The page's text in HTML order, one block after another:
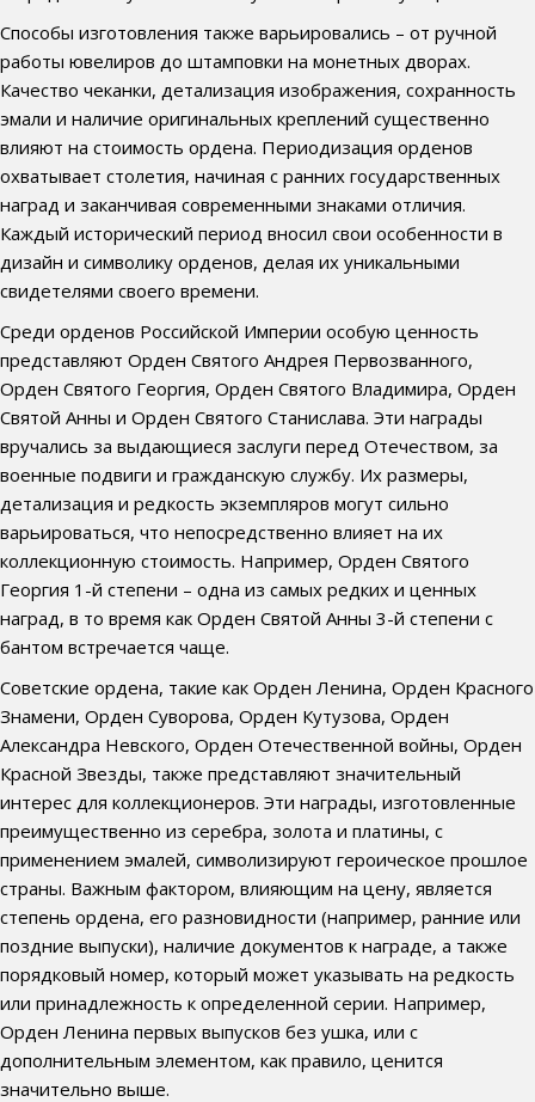
Способы изготовления также варьировались – от ручной
работы ювелиров до штамповки на монетных дворах.
Качество чеканки, детализация изображения, сохранность
эмали и наличие оригинальных креплений существенно
влияют на стоимость ордена. Периодизация орденов
охватывает столетия, начиная с ранних государственных
наград и заканчивая современными знаками отличия.
Каждый исторический период вносил свои особенности в
дизайн и символику орденов, делая их уникальными
свидетелями своего времени.
Среди орденов Российской Империи особую ценность
представляют Орден Святого Андрея Первозванного,
Орден Святого Георгия, Орден Святого Владимира, Орден
Святой Анны и Орден Святого Станислава. Эти награды
вручались за выдающиеся заслуги перед Отечеством, за
военные подвиги и гражданскую службу. Их размеры,
детализация и редкость экземпляров могут сильно
варьироваться, что непосредственно влияет на их
коллекционную стоимость. Например, Орден Святого
Георгия 1-й степени – одна из самых редких и ценных
наград, в то время как Орден Святой Анны 3-й степени с
бантом встречается чаще.
Советские ордена, такие как Орден Ленина, Орден Красного
Знамени, Орден Суворова, Орден Кутузова, Орден
Александра Невского, Орден Отечественной войны, Орден
Красной Звезды, также представляют значительный
интерес для коллекционеров. Эти награды, изготовленные
преимущественно из серебра, золота и платины, с
применением эмалей, символизируют героическое прошлое
страны. Важным фактором, влияющим на цену, является
степень ордена, его разновидности (например, ранние или
поздние выпуски), наличие документов к награде, а также
порядковый номер, который может указывать на редкость
или принадлежность к определенной серии. Например,
Орден Ленина первых выпусков без ушка, или с
дополнительным элементом, как правило, ценится
значительно выше.